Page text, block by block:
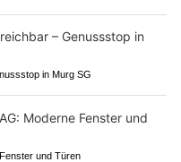
in Murg SG
und Türen